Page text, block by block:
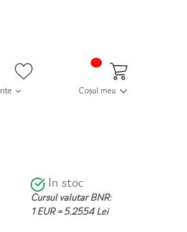
Coșul meu
0
In stoc
Cursul valutar BNR:
1 EUR = 5.2554 Lei